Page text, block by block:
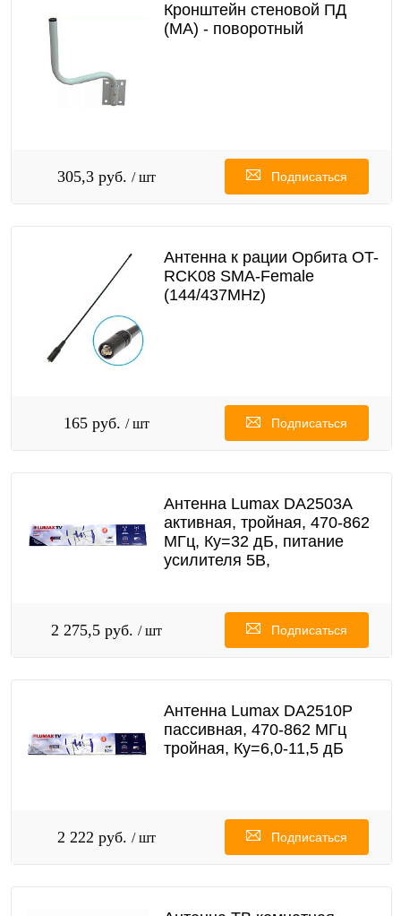
Кронштейн стеновой ПД
(МА) - поворотный
305,3 руб. / шт Подписаться
Антенна к рации Орбита OT-
RCK08 SMA-Female
(144/437MHz)
165 руб. / шт Подписаться
Антенна Lumax DA2503A
активная, тройная, 470-862
МГц, Ку=32 дБ, питание
усилителя 5В,
2 275,5 руб. / шт Подписаться
Антенна Lumax DA2510P
пассивная, 470-862 МГц
тройная, Ку=6,0-11,5 дБ
2 222 руб. / шт Подписаться